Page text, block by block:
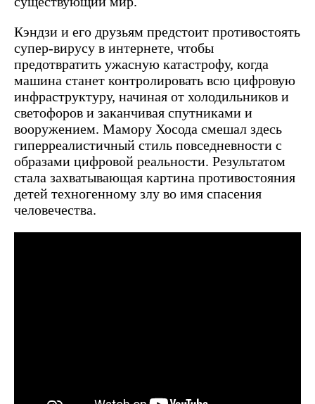
Кэндзи и его друзьям предстоит противостоять
супер-вирусу в интернете, чтобы
предотвратить ужасную катастрофу, когда
машина станет контролировать всю цифровую
инфраструктуру, начиная от холодильников и
светофоров и заканчивая спутниками и
вооружением. Мамору Хосода смешал здесь
гиперреалистичный стиль повседневности с
образами цифровой реальности. Результатом
стала захватывающая картина противостояния
детей техногенному злу во имя спасения
человечества.